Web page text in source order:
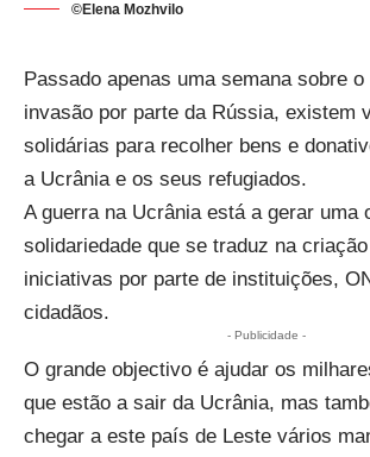
©Elena Mozhvilo
Passado apenas uma semana sobre
invasão por parte da Rússia, existem
solidárias para recolher bens e
a Ucrânia e os seus refugiados.
A guerra na Ucrânia está a gerar uma
solidariedade que se traduz na
iniciativas por parte de instituições,
cidadãos.
- Publicidade -
O grande objectivo é ajudar os
que estão a sair da Ucrânia, mas
chegar a este país de Leste vários